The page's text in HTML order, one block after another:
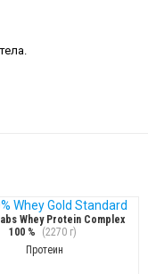
Whey Protein Complex
100 %
(2270 г)
Протеин